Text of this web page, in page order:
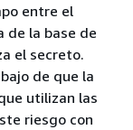
entre el
de la base de
el secreto.
de que la
utilizan las
riesgo con